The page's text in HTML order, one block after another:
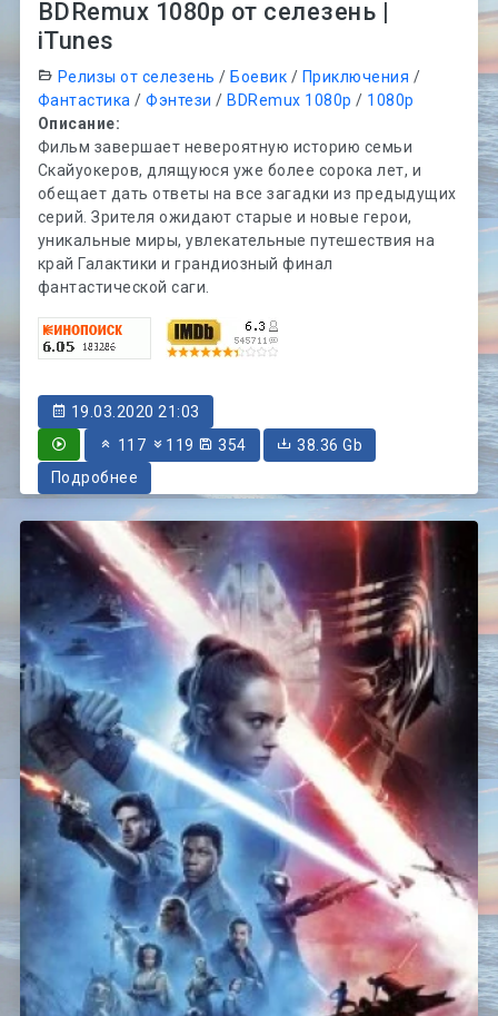
BDRemux 1080p от селезень |
iTunes
Релизы от селезень / Боевик / Приключения /
Фантастика /Фэнтези / BDRemux 1080p / 1080p
Описание:
Фильм завершает невероятную историю семьи
Скайуокеров, длящуюся уже более сорока лет, и
обещает дать ответы на все загадки из предыдущих
серий. Зрителя ожидают старые и новые герои,
уникальные миры, увлекательные путешествия на
край Галактики и грандиозный финал
фантастической саги.
19.03.2020 21:03
117
119 354
38.36 Gb
Подробнее